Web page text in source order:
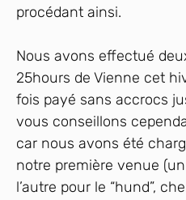
procédant ainsi.
Nous avons effectué
25hours de Vienne cet
fois payé sans accrocs
vous conseillons
car nous avons été
notre première venue
l’autre pour le “hund”,